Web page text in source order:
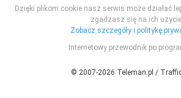
Dzięki plikom cookie nasz serwis może działać
zgadzasz się na ich
Zobacz szczegóły i politykę
Internetowy przewodnik po
© 2007-2026 Teleman.pl /